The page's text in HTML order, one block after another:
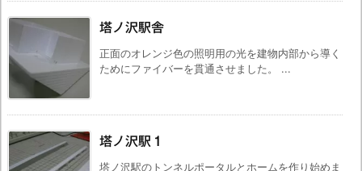
塔ノ沢駅舎
正面のオレンジ色の照明用の光を建物内部から導く
ためにファイバーを貫通させました。 ...
塔ノ沢駅１
塔ノ沢駅のトンネルポータルとホームを作り始めま